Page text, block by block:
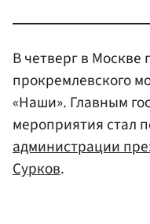
В четверг в
прокремлевского
«Наши». Главным
мероприятия стал
администрации
Сурков.